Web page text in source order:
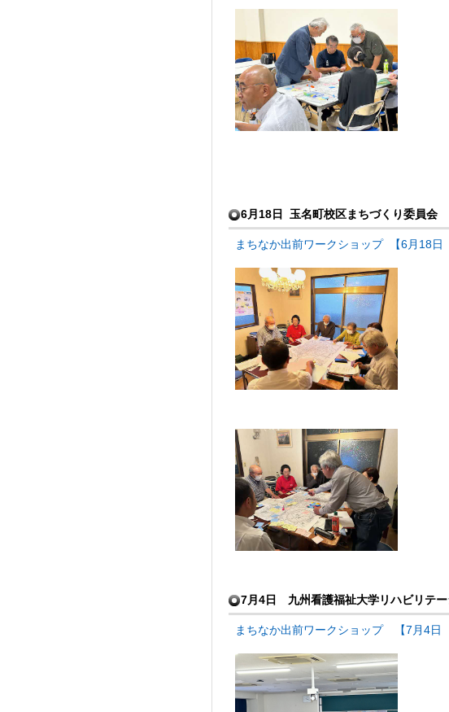
6月18日 玉名町校区まちづくり委員会
まちなか出前ワークショップ 【6月18
7月4日 九州看護福祉大学リハビリテ
まちなか出前ワークショップ 【7月4日